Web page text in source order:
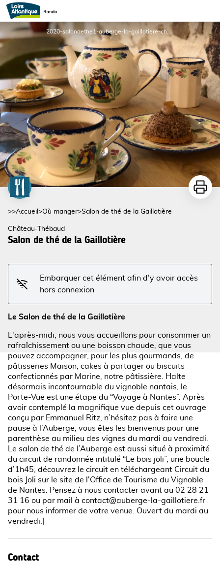
Salon de thé de la Gaillotière
2020-salondethe1-auberge-la-gaillotiere-chateau-thebaud-44-vignoblenantes - Auberge la Gaillotière
Voir l'image en plein écran
>>Accueil >Où manger>Salon de thé de la Gaillotière
Château-Thébaud
Salon de thé de la Gaillotière
Embarquer cet élément afin d'y avoir accès
hors connexion
Le Salon de thé de la Gaillotière
L'après-midi, nous vous accueillons pour consommer un
rafraîchissement ou une boisson chaude, que vous
pouvez accompagner, pour les plus gourmands, de
pâtisseries Maison, cakes à partager ou biscuits
confectionnés par Marine, notre pâtissière. Halte
désormais incontournable du vignoble nantais, le
Porte-Vue est une étape du “Voyage à Nantes”. Après
avoir contemplé la magnifique vue depuis cet ouvrage
conçu par Emmanuel Ritz, n’hésitez pas à faire une
pause à l’Auberge, vous êtes les bienvenus pour une
parenthèse au milieu des vignes du mardi au vendredi.
Le salon de thé de l’Auberge est aussi situé à proximité
du circuit de randonnée intitulé “Le bois joli”, une boucle
d’1h45, découvrez le circuit en téléchargeant Circuit du
bois Joli sur le site de l'Office de Tourisme du Vignoble
de Nantes. Pensez à nous contacter avant au 02 28 21
31 16 ou par mail à contact@auberge-la-gaillotiere.fr
pour nous informer de votre venue. Ouvert du mardi au
vendredi.|
Contact